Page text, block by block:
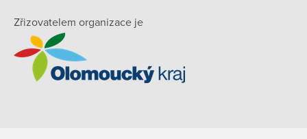
Zřizovatelem organizace je